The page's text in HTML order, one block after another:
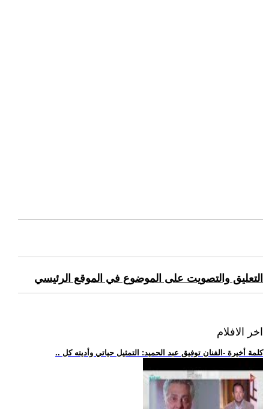
التعليق والتصويت على الموضوع في الموقع الرئيسي
اخر الافلام
.. كلمة أخيرة -الفنان توفيق عبد الحميد: التمثيل حياتي وأديته كل